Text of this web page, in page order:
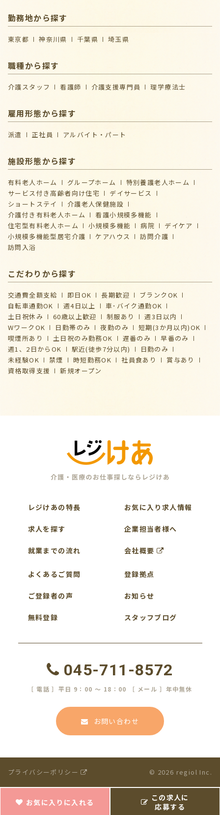
勤務地から探す
東京都 神奈川県 千葉県 埼玉県
職種から探す
介護スタッフ 看護師 介護支援専門員 理学療法士
雇用形態から探す
派遣 正社員 アルバイト・パート
施設形態から探す
有料老人ホーム グループホーム
特別養護老人ホーム
サービス付き高齢者向け住宅
デイサービス
ショートステイ
介護⽼⼈保健施設
介護付き有料老人ホーム
看護小規模多機能
住宅型有料老人ホーム
小規模多機能 病院
デイケア
⼩規模多機能型居宅介護
ケアハウス
訪問介護
訪問入浴
こだわりから探す
交通費全額支給 即日OK 長期歓迎
ブランクOK
自転車通勤OK
週4日以上
車･バイク通勤OK
土日祝休み
60歳以上歓迎 制服あり
週3日以内
WワークOK
日勤帯のみ 夜勤のみ
短期(3か月以内)OK
喫煙所あり
土日祝のみ勤務OK 遅番のみ
早番のみ
週1、2日からOK
駅近(徒歩7分以内)
日勤のみ
未経験OK
禁煙 時短勤務OK 社員食あり
賞与あり
資格取得支援
新規オープン
お気に入りに入れる
この求人に
応募する
レジけあの特長
求人を探す
就業までの流れ
よくあるご質問
ご登録者の声
無料登録
お気に入り求人情報
企業担当者様へ
会社概要
登録拠点
お知らせ
スタッフブログ
045-711-8572
［ 電話 ］平日 9：00 ～ 18：00 ［ メール ］年中無休
お問い合わせ
プライバシーポリシー © 2026 regiol Inc.